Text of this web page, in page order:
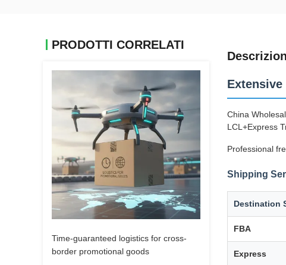
PRODOTTI CORRELATI
Time-guaranteed logistics for cross-
border promotional goods
China
LCL+Express
Professional
Shipping
Destination
FBA
Express